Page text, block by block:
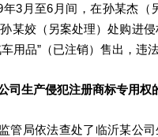
3月至6月间，在孙某杰（
某姣（另案处理）处购进
用品”（已注销）售出，违
生产侵犯注册商标专用权
局依法查处了临沂某公司